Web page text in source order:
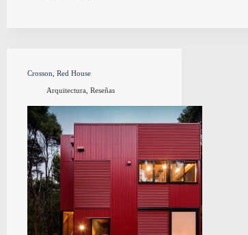
Crosson, Red House
Arquitectura, Reseñas